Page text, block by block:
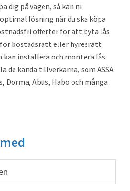
dig på vägen, så kan ni
lösning när du ska köpa
offerter för att byta lås
bostadsrätt eller hyresrätt.
kan installera och montera lås
de kända tillverkarna, som ASSA
Dorma, Abus, Habo och många